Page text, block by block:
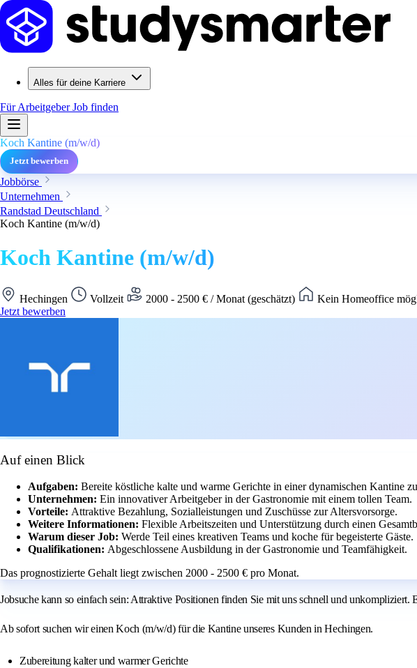
Alles für deine Karriere
Für ArbeitgeberJob finden
Koch Kantine (m/w/d)
Jetzt bewerben
Jobbörse
Unternehmen
Randstad Deutschland
Koch Kantine (m/w/d)
Koch Kantine (m/w/d)
Hechingen Vollzeit 2000 - 2500 € / Monat (geschätzt)
Kein Homeoffice
Jetzt bewerben
Auf einen Blick
Aufgaben: Bereite köstliche kalte und warme Gerichte in einer dynamischen Kantine
Unternehmen: Ein innovativer Arbeitgeber in der Gastronomie mit einem tollen Team.
Vorteile: Attraktive Bezahlung, Sozialleistungen und Zuschüsse zur Altersvorsorge.
Weitere Informationen: Flexible Arbeitszeiten und Unterstützung durch einen
Warum dieser Job: Werde Teil eines kreativen Teams und koche für begeisterte Gäste.
Qualifikationen: Abgeschlossene Ausbildung in der Gastronomie und Teamfähigkeit.
Das prognostizierte Gehalt liegt zwischen 2000 - 2500 € pro Monat.
Jobsuche kann so einfach sein: Attraktive Positionen finden Sie mit uns schnell und
Ab sofort suchen wir einen Koch (m/w/d) für die Kantine unseres Kunden in Hechingen.
Zubereitung kalter und warmer Gerichte